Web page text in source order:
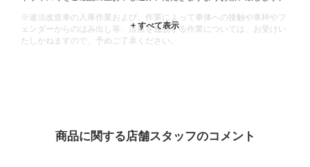
※違法改造車の入庫作業および、作業によって車体への接触や車枠やフ
ェンダーからのはみ出し等、法規を逸脱する作業については、お受けい
たしかねますので、予めご了承ください。
商品に関する店舗スタッフのコメント